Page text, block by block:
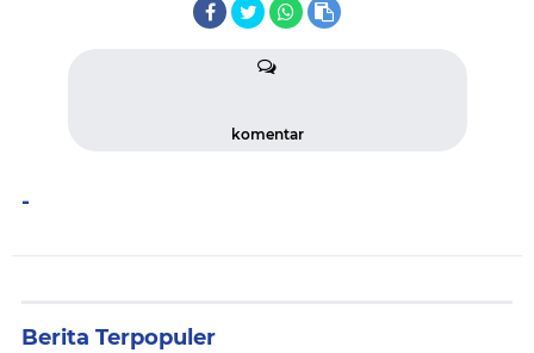
komentar
-
Berita Terpopuler